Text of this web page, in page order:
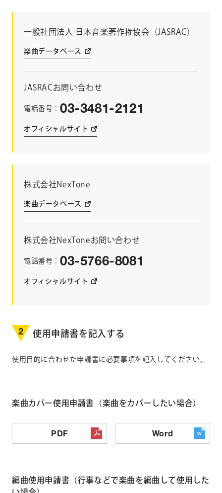
一般社団法人 日本音楽著作権協会 （JASRAC）
楽曲データベース
JASRACお問い合わせ
電話番号： 03-3481-2121
オフィシャルサイト
株式会社NexTone
楽曲データベース
株式会社NexToneお問い合わせ
電話番号： 03-5766-8081
オフィシャルサイト
2 使用申請書を記入する
使用目的に合わせた申請書に必要事項を記入してください。
楽曲カバー使用申請書（楽曲をカバーしたい場合）
PDF Word
編曲使用申請書（行事などで楽曲を編曲して使用した